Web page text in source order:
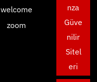
welcome
zoom
nza
Güve
nilir
Sitel
eri